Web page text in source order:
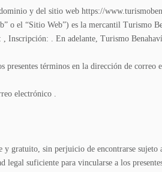
y del sitio web https://
o el “Sitio Web”) es la mercantil Turismo
Inscripción: . En adelante, Turismo
presentes términos en la dirección de correo
electrónico .
gratuito, sin perjuicio de encontrarse sujeto
legal suficiente para vincularse a los